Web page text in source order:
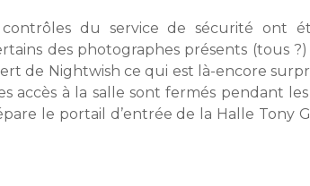
contrôles du service de sécurité ont
des photographes présents (tous ?)
de Nightwish ce qui est là-encore
accès à la salle sont fermés pendant
le portail d’entrée de la Halle Tony